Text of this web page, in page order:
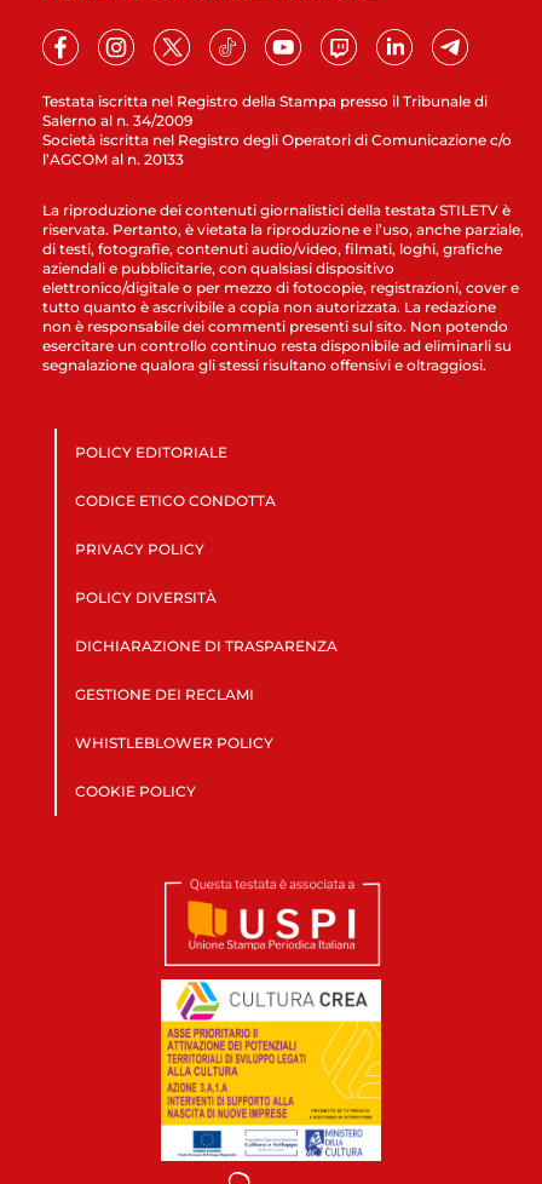
Testata iscritta nel Registro della Stampa presso il Tribunale di
Salerno al n. 34/2009
Società iscritta nel Registro degli Operatori di Comunicazione c/o
l’AGCOM al n. 20133
La riproduzione dei contenuti giornalistici della testata STILETV è
riservata. Pertanto, è vietata la riproduzione e l’uso, anche parziale,
di testi, fotografie, contenuti audio/video, filmati, loghi, grafiche
aziendali e pubblicitarie, con qualsiasi dispositivo
elettronico/digitale o per mezzo di fotocopie, registrazioni, cover e
tutto quanto è ascrivibile a copia non autorizzata. La redazione
non è responsabile dei commenti presenti sul sito. Non potendo
esercitare un controllo continuo resta disponibile ad eliminarli su
segnalazione qualora gli stessi risultano offensivi e oltraggiosi.
POLICY EDITORIALE
CODICE ETICO CONDOTTA
PRIVACY POLICY
POLICY DIVERSITÀ
DICHIARAZIONE DI TRASPARENZA
GESTIONE DEI RECLAMI
WHISTLEBLOWER POLICY
COOKIE POLICY